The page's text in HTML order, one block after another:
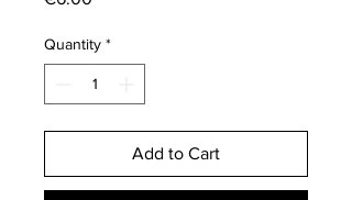
Quantity *
Add to Cart